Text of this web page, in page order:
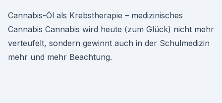
Cannabis-Öl als Krebstherapie – medizinisches
Cannabis Cannabis wird heute (zum Glück) nicht mehr
verteufelt, sondern gewinnt auch in der Schulmedizin
mehr und mehr Beachtung.